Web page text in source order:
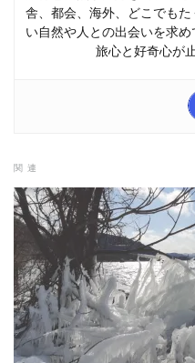
舎、都会、海外、どこでも
い自然や人との出会いを求め
旅心と好奇心が
関連